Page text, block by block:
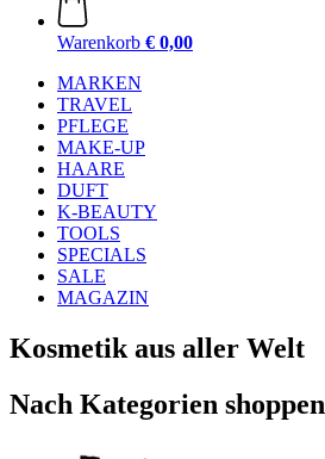
Warenkorb € 0,00
MARKEN
TRAVEL
PFLEGE
MAKE-UP
HAARE
DUFT
K-BEAUTY
TOOLS
SPECIALS
SALE
MAGAZIN
Kosmetik aus aller Welt
Nach Kategorien shoppen